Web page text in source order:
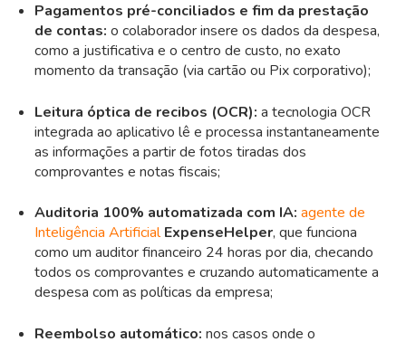
Pagamentos pré-conciliados e fim da prestação
de contas: o colaborador insere os dados da despesa,
como a justificativa e o centro de custo, no exato
momento da transação (via cartão ou Pix corporativo);
Leitura óptica de recibos (OCR): a tecnologia OCR
integrada ao aplicativo lê e processa instantaneamente
as informações a partir de fotos tiradas dos
comprovantes e notas fiscais;
Auditoria 100% automatizada com IA: agente de
Inteligência Artificial ExpenseHelper, que funciona
como um auditor financeiro 24 horas por dia, checando
todos os comprovantes e cruzando automaticamente a
despesa com as políticas da empresa;
Reembolso automático: nos casos onde o